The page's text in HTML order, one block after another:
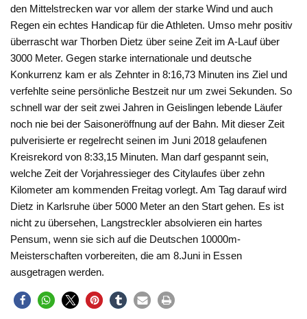
den Mittelstrecken war vor allem der starke Wind und auch
Regen ein echtes Handicap für die Athleten. Umso mehr positiv
überrascht war Thorben Dietz über seine Zeit im A-Lauf über
3000 Meter. Gegen starke internationale und deutsche
Konkurrenz kam er als Zehnter in 8:16,73 Minuten ins Ziel und
verfehlte seine persönliche Bestzeit nur um zwei Sekunden. So
schnell war der seit zwei Jahren in Geislingen lebende Läufer
noch nie bei der Saisoneröffnung auf der Bahn. Mit dieser Zeit
pulverisierte er regelrecht seinen im Juni 2018 gelaufenen
Kreisrekord von 8:33,15 Minuten. Man darf gespannt sein,
welche Zeit der Vorjahressieger des Citylaufes über zehn
Kilometer am kommenden Freitag vorlegt. Am Tag darauf wird
Dietz in Karlsruhe über 5000 Meter an den Start gehen. Es ist
nicht zu übersehen, Langstreckler absolvieren ein hartes
Pensum, wenn sie sich auf die Deutschen 10000m-
Meisterschaften vorbereiten, die am 8.Juni in Essen
ausgetragen werden.